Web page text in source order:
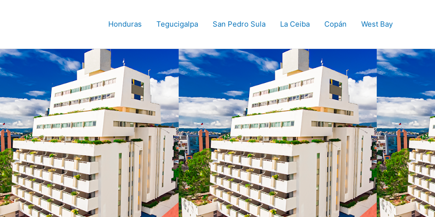
Honduras Tegucigalpa San Pedro Sula La Ceiba Copán West Bay